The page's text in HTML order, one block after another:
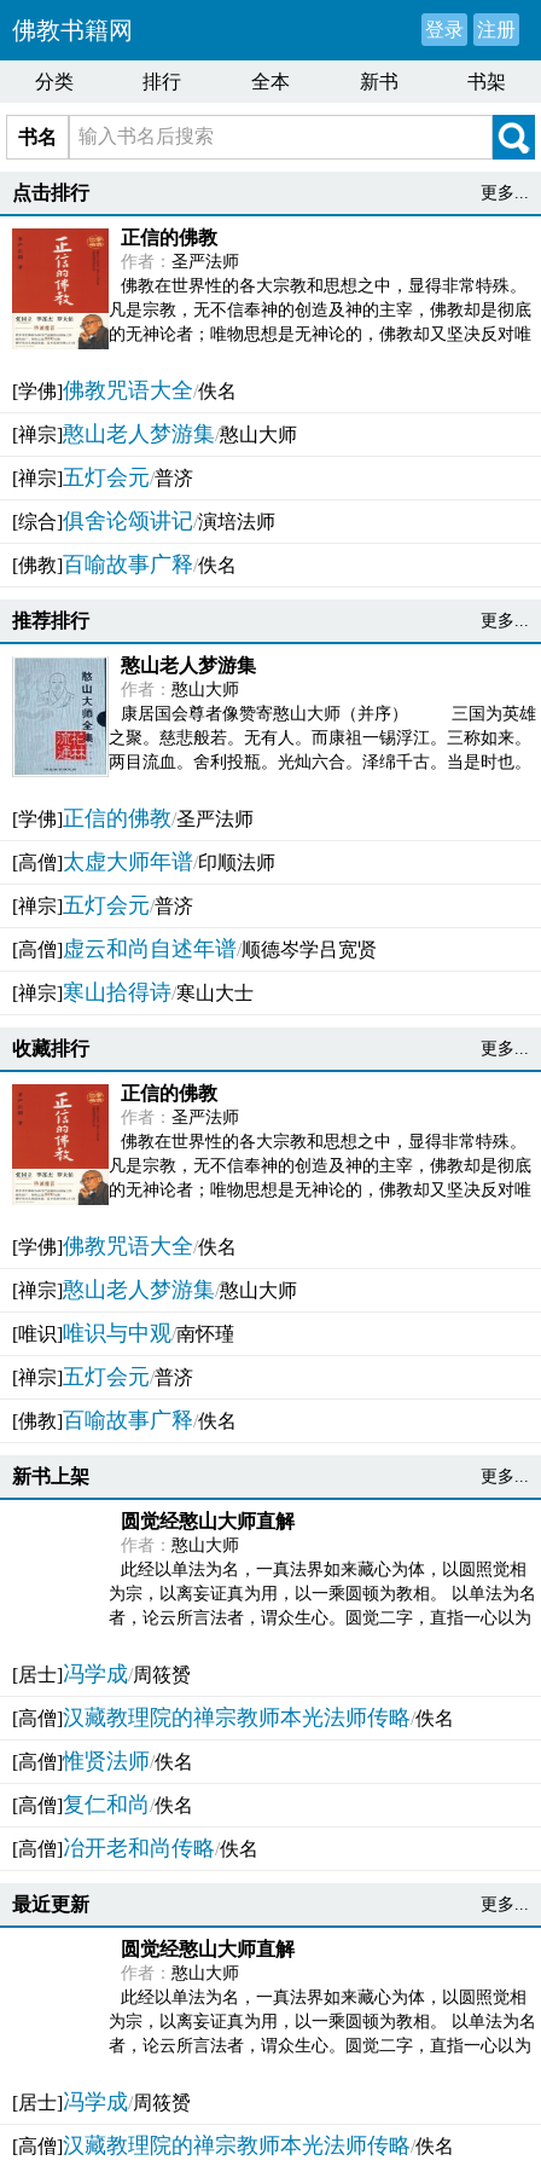
佛教书籍网 登录 注册
分类 排行 全本 新书 书架
书名
点击排行 更多...
正信的佛教
作者： 圣严法师
佛教在世界性的各大宗教和思想之中，显得非常特殊。
凡是宗教，无不信奉神的创造及神的主宰，佛教却是彻底
的无神论者；唯物思想是无神论的，佛教却又坚决反对唯
[学佛]佛教咒语大全/佚名
[禅宗]憨山老人梦游集/憨山大师
[禅宗]五灯会元/普济
[综合]俱舍论颂讲记/演培法师
[佛教]百喻故事广释/佚名
推荐排行 更多...
憨山老人梦游集
作者： 憨山大师
康居国会尊者像赞寄憨山大师（并序） 三国为英雄
之聚。慈悲般若。无有人。而康祖一锡浮江。三称如来。
两目流血。舍利投瓶。光灿六合。泽绵千古。当是时也。
[学佛]正信的佛教/圣严法师
[高僧]太虚大师年谱/印顺法师
[禅宗]五灯会元/普济
[高僧]虚云和尚自述年谱/顺德岑学吕宽贤
[禅宗]寒山拾得诗/寒山大士
收藏排行 更多...
正信的佛教
作者： 圣严法师
佛教在世界性的各大宗教和思想之中，显得非常特殊。
凡是宗教，无不信奉神的创造及神的主宰，佛教却是彻底
的无神论者；唯物思想是无神论的，佛教却又坚决反对唯
[学佛]佛教咒语大全/佚名
[禅宗]憨山老人梦游集/憨山大师
[唯识]唯识与中观/南怀瑾
[禅宗]五灯会元/普济
[佛教]百喻故事广释/佚名
新书上架 更多...
圆觉经憨山大师直解
作者： 憨山大师
此经以单法为名，一真法界如来藏心为体，以圆照觉相
为宗，以离妄证真为用，以一乘圆顿为教相。 以单法为名
者，论云所言法者，谓众生心。圆觉二字，直指一心以为
[居士]冯学成/周筱赟
[高僧]汉藏教理院的禅宗教师本光法师传略/佚名
[高僧]惟贤法师/佚名
[高僧]复仁和尚/佚名
[高僧]冶开老和尚传略/佚名
最近更新 更多...
圆觉经憨山大师直解
作者： 憨山大师
此经以单法为名，一真法界如来藏心为体，以圆照觉相
为宗，以离妄证真为用，以一乘圆顿为教相。 以单法为名
者，论云所言法者，谓众生心。圆觉二字，直指一心以为
[居士]冯学成/周筱赟
[高僧]汉藏教理院的禅宗教师本光法师传略/佚名